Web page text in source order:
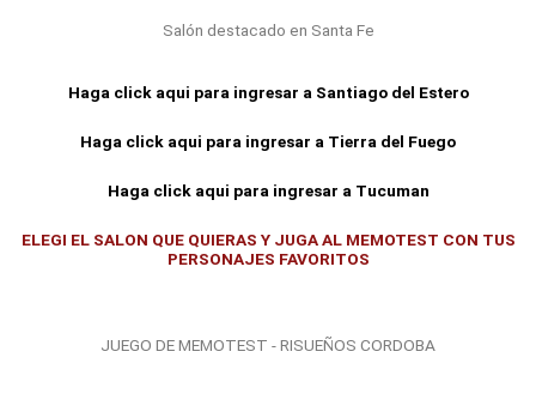
Salón destacado en Santa Fe
Haga click aqui para ingresar a Santiago del Estero
Haga click aqui para ingresar a Tierra del Fuego
Haga click aqui para ingresar a Tucuman
ELEGI EL SALON QUE QUIERAS Y JUGA AL MEMOTEST CON TUS
PERSONAJES FAVORITOS
JUEGO DE MEMOTEST - RISUEÑOS CORDOBA